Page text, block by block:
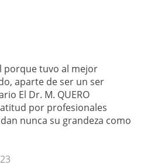
porque tuvo al mejor
aparte de ser un ser
El Dr. M. QUERO
por profesionales
nunca su grandeza como